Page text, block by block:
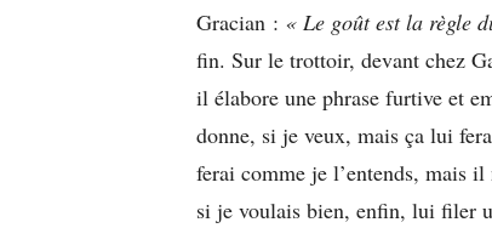
Gracian : « Le goût est la règle
fin. Sur le trottoir, devant chez
il élabore une phrase furtive et
donne, si je veux, mais ça lui
ferai comme je l’entends, mais
si je voulais bien, enfin, lui filer